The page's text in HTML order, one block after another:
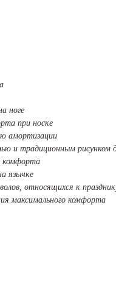
ноге
при носке
амортизации
и традиционным рисунком
комфорта
язычке
относящихся к
максимального комфорта